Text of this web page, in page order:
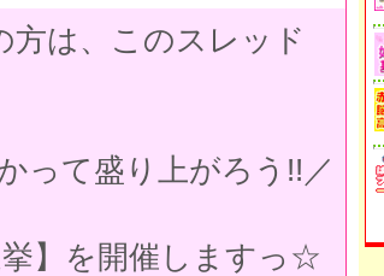
方は、このスレッド
って盛り上がろう!!／
挙】を開催しますっ☆